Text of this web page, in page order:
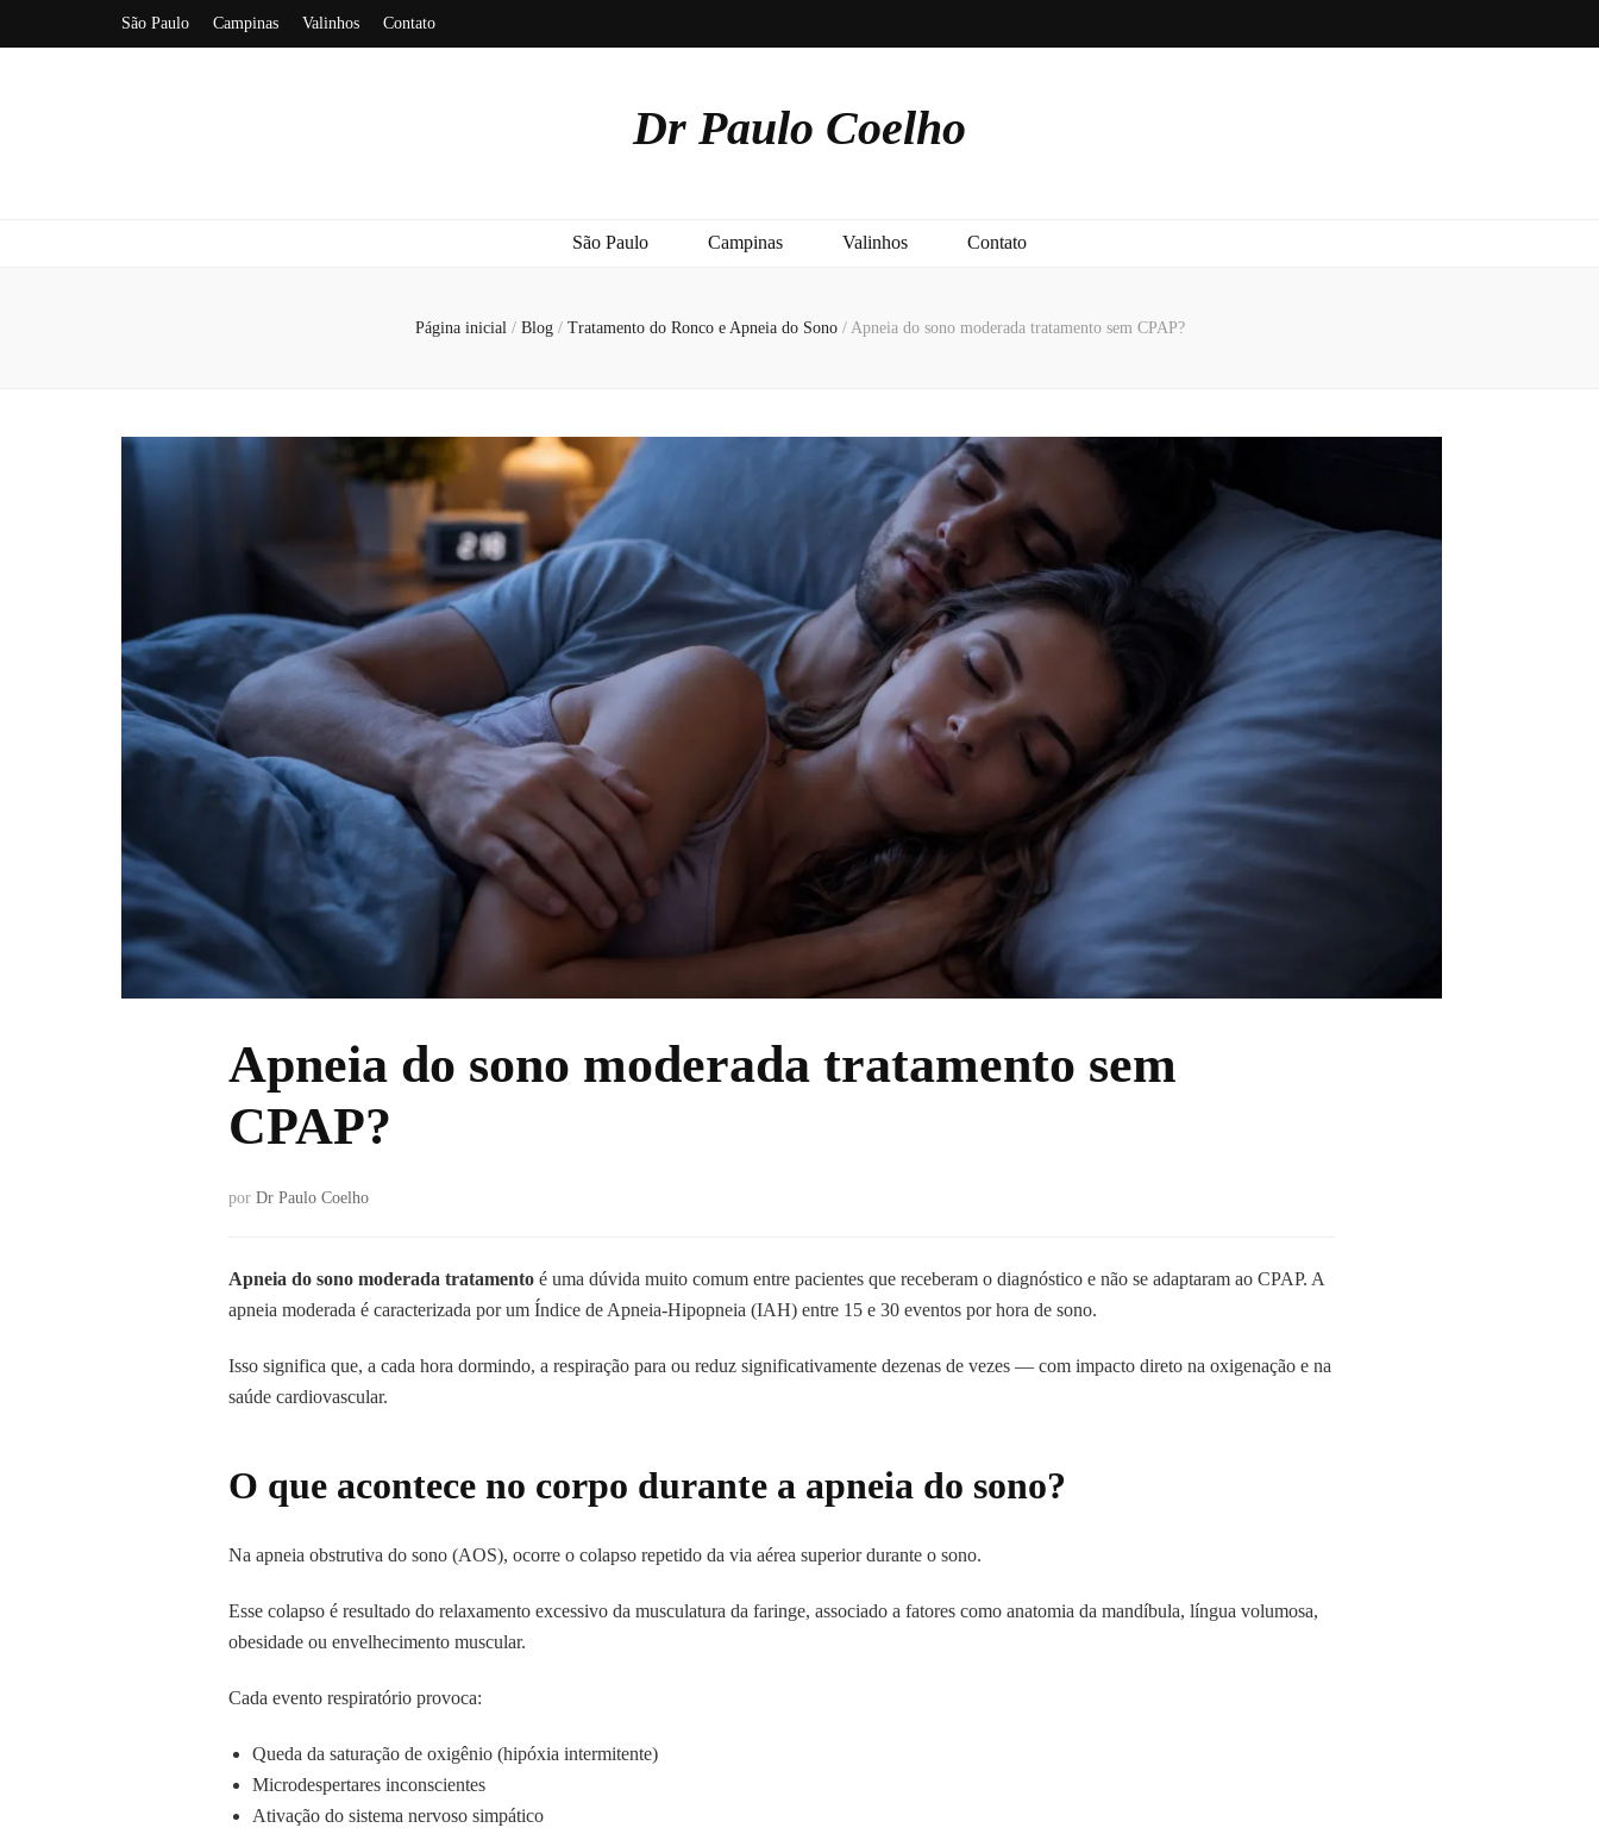
São Paulo Campinas Valinhos Contato
Dr Paulo Coelho
São Paulo Campinas Valinhos Contato
Página inicial / Blog / Tratamento do Ronco e Apneia do Sono / Apneia do sono moderada tratamento sem CPAP?
Apneia do sono moderada tratamento sem
CPAP?
por Dr Paulo Coelho
Apneia do sono moderada tratamento é uma dúvida muito comum entre pacientes que receberam o diagnóstico e não se adaptaram ao CPAP. A
apneia moderada é caracterizada por um Índice de Apneia-Hipopneia (IAH) entre 15 e 30 eventos por hora de sono.
Isso significa que, a cada hora dormindo, a respiração para ou reduz significativamente dezenas de vezes — com impacto direto na oxigenação e na
saúde cardiovascular.
O que acontece no corpo durante a apneia do sono?
Na apneia obstrutiva do sono (AOS), ocorre o colapso repetido da via aérea superior durante o sono.
Esse colapso é resultado do relaxamento excessivo da musculatura da faringe, associado a fatores como anatomia da mandíbula, língua volumosa,
obesidade ou envelhecimento muscular.
Cada evento respiratório provoca:
Queda da saturação de oxigênio (hipóxia intermitente)
Microdespertares inconscientes
Ativação do sistema nervoso simpático